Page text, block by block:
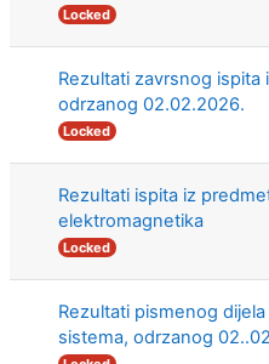
Locked
Rezultati zavrsnog ispita
odrzanog 02.02.2026.
Locked
Rezultati ispita iz
elektromagnetika
Locked
Rezultati pismenog
sistema, odrzanog